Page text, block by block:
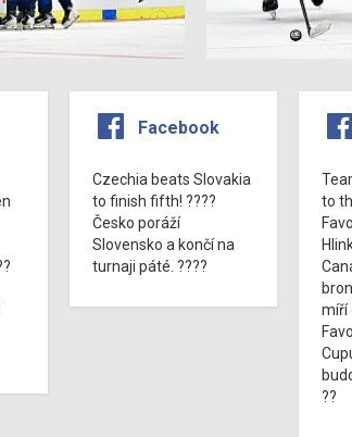
Facebook
Czechia beats Slovakia
to finish fifth! ????
Česko poráží
Slovensko a končí na
turnaji páté. ????
to
míří
??